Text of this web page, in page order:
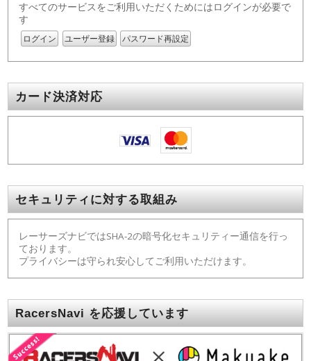
すべてのサービスをご利用いただくためにはログインが必要で
す
ログイン ユーザー登録 パスワード再設定
カード決済対応
セキュリティに対する取組み
レーサーズナビではSHA-2の暗号化セキュリティー通信を行っ
ております。
プライバシーは守られ安心してご利用いただけます。
RacersNavi を応援しています